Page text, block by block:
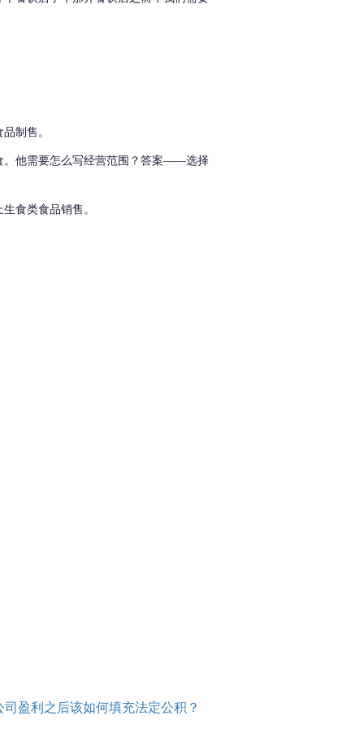
制售。
他需要怎么写经营范围？ 答案——选择
食类食品销售。
司盈利之后该如何填充法定公积？